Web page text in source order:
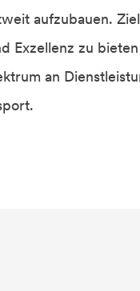
aufzubauen.
Exzellenz zu
an